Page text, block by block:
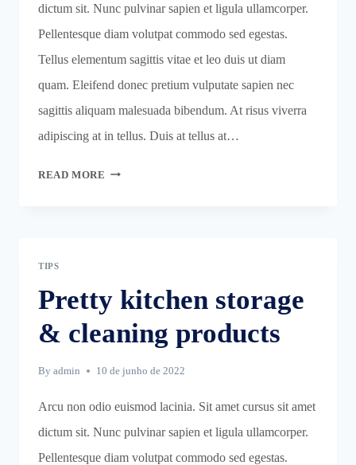
dictum sit. Nunc pulvinar sapien et ligula ullamcorper.
Pellentesque diam volutpat commodo sed egestas.
Tellus elementum sagittis vitae et leo duis ut diam
quam. Eleifend donec pretium vulputate sapien nec
sagittis aliquam malesuada bibendum. At risus viverra
adipiscing at in tellus. Duis at tellus at…
READ MORE LAUNDRY
TIPS
Pretty kitchen storage
& cleaning products
By admin 10 de junho de 2022
Arcu non odio euismod lacinia. Sit amet cursus sit amet
dictum sit. Nunc pulvinar sapien et ligula ullamcorper.
Pellentesque diam volutpat commodo sed egestas.